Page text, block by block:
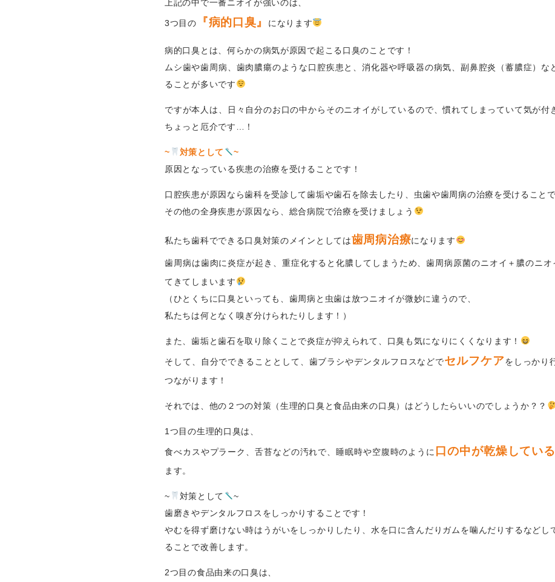
上記の中で一番ニオイが強いのは、
3つ目の 『病的口臭』 になります
病的口臭とは、何らかの病気が原因で起こる口臭のことです！
ムシ歯や歯周病、歯肉膿瘍のような口腔疾患と、消化器や呼吸器の病気、副鼻腔炎（蓄膿症）な
ることが多いです
ですが本人は、日々自分のお口の中からそのニオイがしているので、慣れてしまっていて気が付
ちょっと厄介です…！
~ 対策として
~
原因となっている疾患の治療を受けることです！
口腔疾患が原因なら歯科を受診して歯垢や歯石を除去したり、虫歯や歯周病の治療を受けることで
その他の全身疾患が原因なら、総合病院で治療を受けましょう
私たち歯科でできる口臭対策のメインとしては歯周病治療になります
歯周病は歯肉に炎症が起き、重症化すると化膿してしまうため、歯周病原菌のニオイ＋膿のニオ
てきてしまいます
（ひとくちに口臭といっても、歯周病と虫歯は放つニオイが微妙に違うので、
私たちは何となく嗅ぎ分けられたりします！）
また、歯垢と歯石を取り除くことで炎症が抑えられて、口臭も気になりにくくなります！
そして、自分でできることとして、歯ブラシやデンタルフロスなどでセルフケアをしっかり
つながります！
それでは、他の２つの対策（生理的口臭と食品由来の口臭）はどうしたらいいのでしょうか？？
1つ目の生理的口臭は、
食べカスやプラーク、舌苔などの汚れで、睡眠時や空腹時のように 口の中が乾燥してい
ます。
~ 対策として
~
歯磨きやデンタルフロスをしっかりすることです！
やむを得ず磨けない時はうがいをしっかりしたり、水を口に含んだりガムを噛んだりするなどし
ることで改善します。
2つ目の食品由来の口臭は、